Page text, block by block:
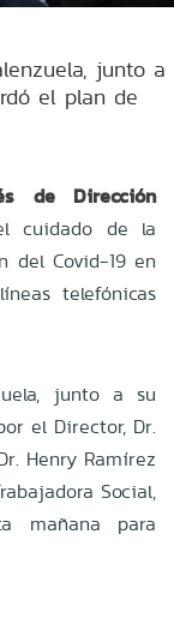
junto a
el plan de
de Dirección
cuidado de la
del Covid-19 en
telefónicas
junto a su
el Director, Dr.
Henry Ramírez
Social,
mañana para